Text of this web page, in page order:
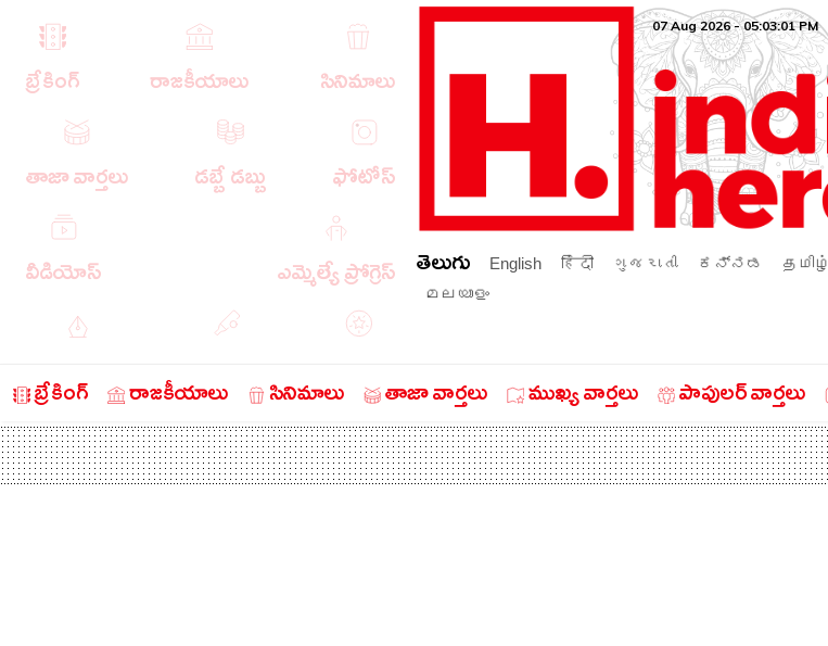
బ్రేకింగ్ రాజకీయాలు సినిమాలు
తాజా వార్తలు డబ్బే డబ్బు ఫోటోస్
వీడియోస్ ఎమ్మెల్యే ప్రోగ్రెస్
ఎడిటోరియల్
చరిత్రలో ఈ రోజు నేరాలు ఆటో
07 Aug 2026 - 05:03:01 PM
తెలుగు English हिंदी ગુજરાતી ಕನ್ನಡ தமிழ்
മലയാളം
బ్రేకింగ్ రాజకీయాలు సినిమాలు తాజా వార్తలు ముఖ్య వార్తలు పాపులర్ వార్తలు